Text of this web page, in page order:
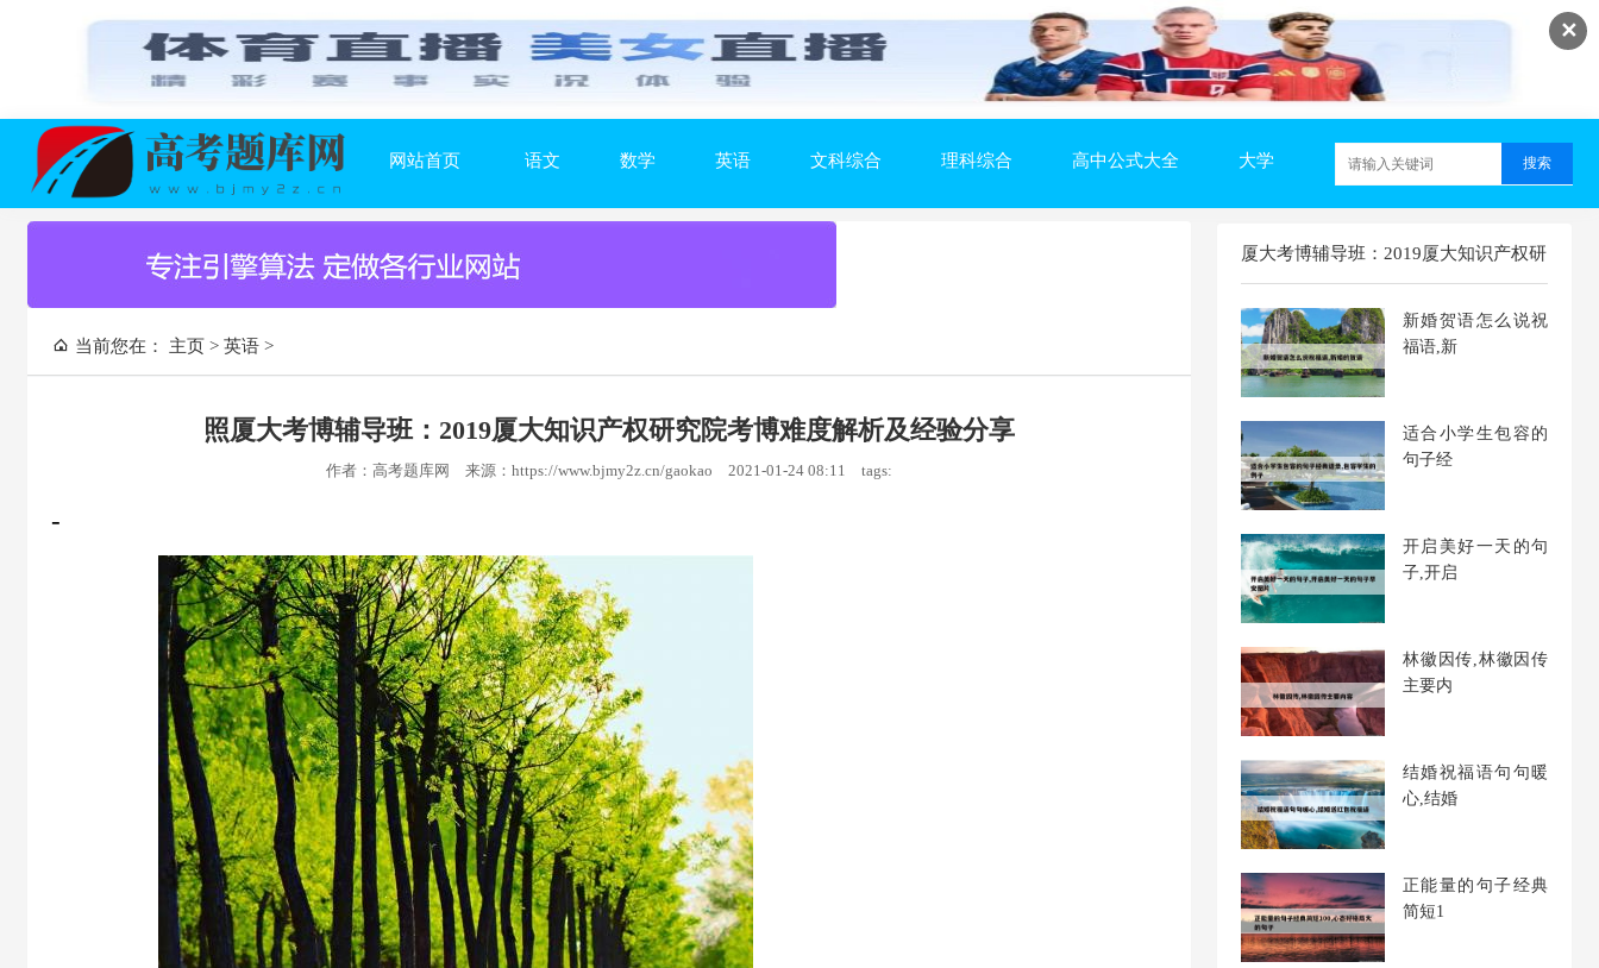
✕
网站首页 语文 数学 英语 文科综合 理科综合 高中公式大全 大学
当前您在： 主页 > 英语 >
照厦大考博辅导班：2019厦大知识产权研究院考博难度解析及经验分享
作者：高考题库网 来源：https://www.bjmy2z.cn/gaokao 2021-01-24 08:11 tags:
-
厦大考博辅导班：2019厦大知识产权研
究院考博难度解析及经验分享随机文章
新婚贺语怎么说祝
福语,新
适合小学生包容的
句子经
开启美好一天的句
子,开启
林徽因传,林徽因传
主要内
结婚祝福语句句暖
心,结婚
正能量的句子经典
简短1